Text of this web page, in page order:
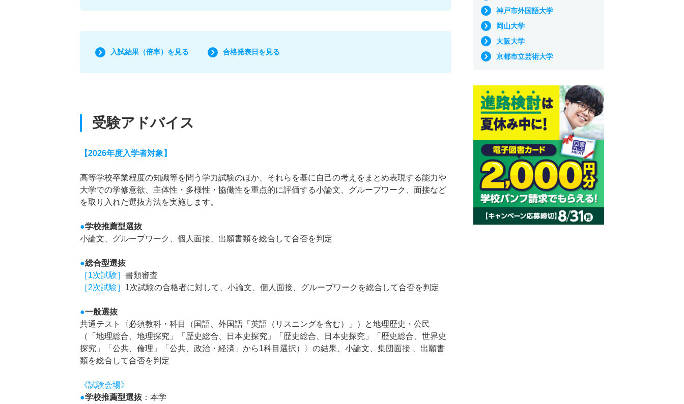
入試結果（倍率）を見る 合格発表日を見る
受験アドバイス
【2026年度入学者対象】
高等学校卒業程度の知識等を問う学力試験のほか、それらを基に自己の考えをまとめ表現する能力や
大学での学修意欲、主体性・多様性・協働性を重点的に評価する小論文、グループワーク、面接など
を取り入れた選抜方法を実施します。
●学校推薦型選抜
小論文、グループワーク、個人面接、出願書類を総合して合否を判定
●総合型選抜
［1次試験］ 書類審査
［2次試験］ 1次試験の合格者に対して、小論文、個人面接、グループワークを総合して合否を判定
●一般選抜
共通テスト〈必須教科・科目（国語、外国語「英語（リスニングを含む）」）と地理歴史・公民
（「地理総合、地理探究」「歴史総合、日本史探究」「歴史総合、日本史探究」「歴史総合、世界史
探究」「公共、倫理」「公共、政治・経済」から1科目選択）〉の結果、小論文、集団面接 、出願書
類を総合して合否を判定
《試験会場》
●学校推薦型選抜 ：本学
神戸市外国語大学
岡山大学
大阪大学
京都市立芸術大学